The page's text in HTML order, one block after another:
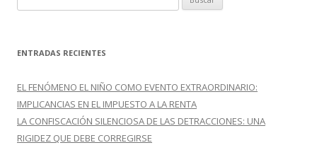
u
c
r
:
ENTRADAS RECIENTES
EL FENÓMENO EL NIÑO COMO EVENTO EXTRAORDINARIO:
IMPLICANCIAS EN EL IMPUESTO A LA RENTA
LA CONFISCACIÓN SILENCIOSA DE LAS DETRACCIONES: UNA
RIGIDEZ QUE DEBE CORREGIRSE